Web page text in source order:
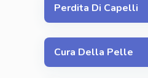
Perdita Di Capelli
Cura Della Pelle